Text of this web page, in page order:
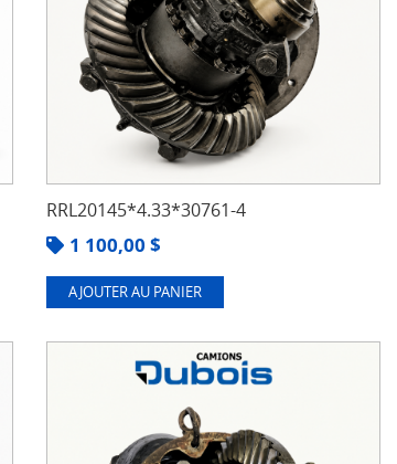
RRL20145*4.33*30761-4
1 100,00 $
AJOUTER AU PANIER